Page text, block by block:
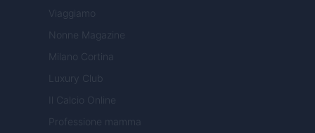
Viaggiamo
Nonne Magazine
Milano Cortina
Luxury Club
Il Calcio Online
Professione mamma